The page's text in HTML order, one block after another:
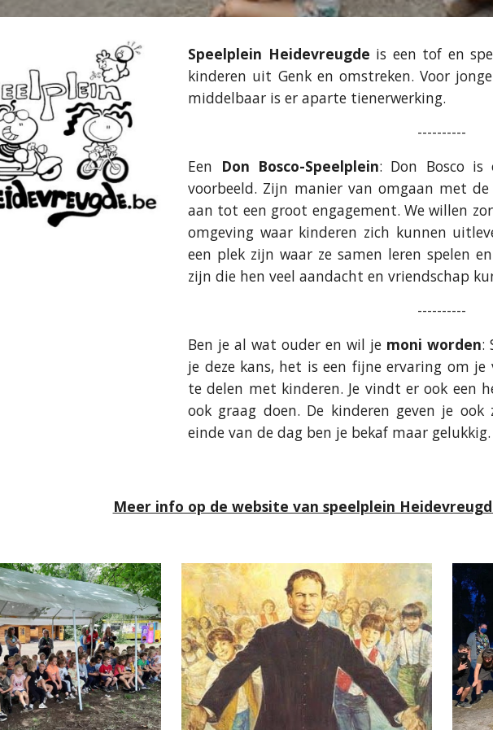
Speelplein Heidevreugde is een tof en
kinderen uit Genk en omstreken. Voor
middelbaar is er aparte tienerwerking.
----------
Een Don Bosco-Speelplein: Don Bosco is
voorbeeld. Zijn manier van omgaan met
aan tot een groot engagement. We willen
omgeving waar kinderen zich kunnen
een plek zijn waar ze samen leren spelen
zijn die hen veel aandacht en vriendschap
----------
Ben je al wat ouder en wil je moni worden:
je deze kans, het is een fijne ervaring om je
te delen met kinderen. Je vindt er ook een
ook graag doen. De kinderen geven je
einde van de dag ben je bekaf maar gelukkig.
Meer info op de website van speelplein